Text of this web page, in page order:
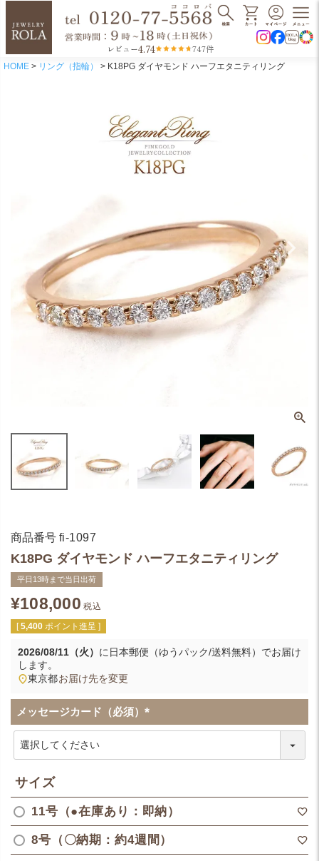
レビュー4.74 747件
HOME リング（指輪） K18PG ダイヤモンド ハーフエタニティリング
商品番号 fi-1097
K18PG ダイヤモンド ハーフエタニティリング
平日13時まで当日出荷
¥108,000 税込
[ 5,400 ポイント進呈 ]
2026/08/11（火） に 日本郵便（ゆうパック/送料無料） でお届け
します。
東京都お届け先を変更
メッセージカード（必須）
(
サイズ
11号（●在庫あり：即納）
8号（〇納期：約4週間）